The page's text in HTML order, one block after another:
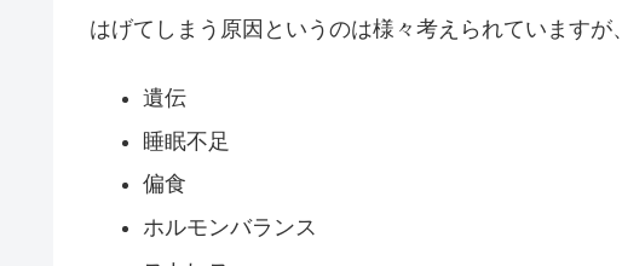
はげてしまう原因というのは様々考えられていますが
遺伝
睡眠不足
偏食
ホルモンバランス